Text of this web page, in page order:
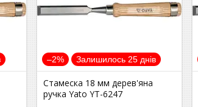
–2% Залишилось 25 днів
Стамеска 18 мм дерев'яна
ручка Yato YT-6247